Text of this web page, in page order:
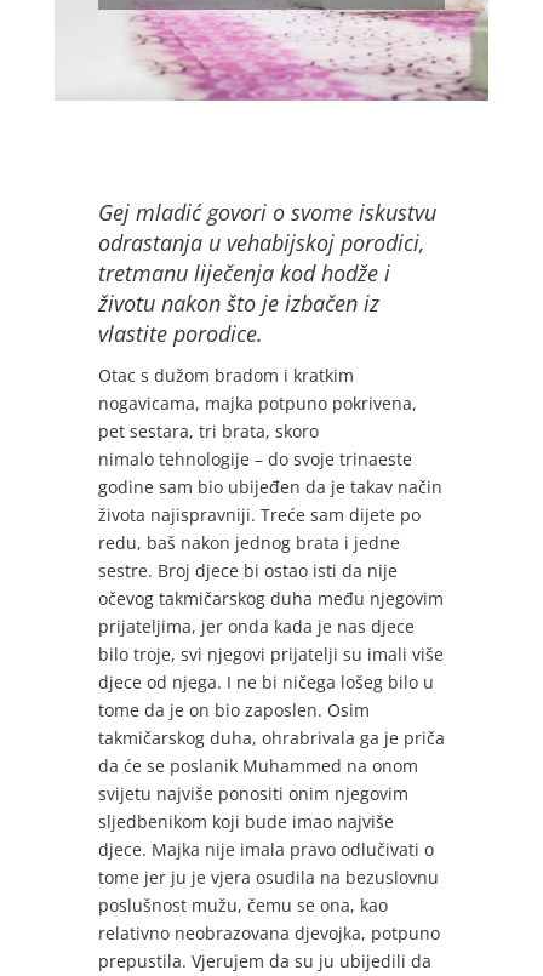
Gej mladić govori o svome iskustvu
odrastanja u vehabijskoj porodici,
tretmanu liječenja kod hodže i
životu nakon što je izbačen iz
vlastite porodice.
Otac s dužom bradom i kratkim
nogavicama, majka potpuno pokrivena,
pet sestara, tri brata, skoro
nimalo tehnologije – do svoje trinaeste
godine sam bio ubijeđen da je takav način
života najispravniji. Treće sam dijete po
redu, baš nakon jednog brata i jedne
sestre. Broj djece bi ostao isti da nije
očevog takmičarskog duha među njegovim
prijateljima, jer onda kada je nas djece
bilo troje, svi njegovi prijatelji su imali više
djece od njega. I ne bi ničega lošeg bilo u
tome da je on bio zaposlen. Osim
takmičarskog duha, ohrabrivala ga je priča
da će se poslanik Muhammed na onom
svijetu najviše ponositi onim njegovim
sljedbenikom koji bude imao najviše
djece. Majka nije imala pravo odlučivati o
tome jer ju je vjera osudila na bezuslovnu
poslušnost mužu, čemu se ona, kao
relativno neobrazovana djevojka, potpuno
prepustila. Vjerujem da su ju ubijedili da